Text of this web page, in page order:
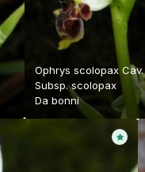
Ophrys scolopax Cav.
Subsp. scolopax
Dabonni